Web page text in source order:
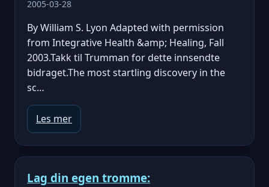
2005-03-28
By William S. Lyon Adapted with permission
from Integrative Health &amp; Healing, Fall
2003.Takk til Trumman for dette innsendte
bidraget.The most startling discovery in the
sc…
Les mer
Lag din egen tromme: